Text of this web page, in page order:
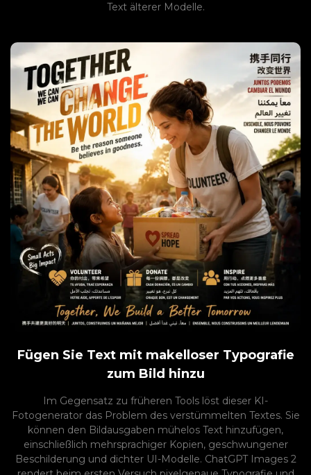
Text älterer Modelle.
Fügen Sie Text mit makelloser Typografie
zum Bild hinzu
Im Gegensatz zu früheren Tools löst dieser KI-
Fotogenerator das Problem des verstümmelten Textes. Sie
können den Bildausgaben mühelos Text hinzufügen,
einschließlich mehrsprachiger Kopien, geschwungener
Beschilderung und dichter UI-Modelle. ChatGPT Images 2